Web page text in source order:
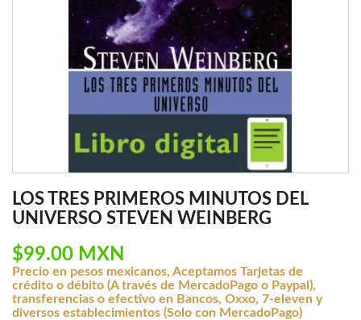
LOS TRES PRIMEROS MINUTOS DEL
UNIVERSO STEVEN WEINBERG
$99.00 MXN
Precio en pesos mexicanos, Aceptamos Tarjetas de
crédito o débito (A través de MercadoPago o Paypal),
transferencias o efectivo en Bancos, Oxxo, 7-eleven y
diversos establecimientos (Solo con MercadoPago)